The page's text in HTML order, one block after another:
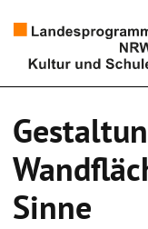
Künstlerpool
Sinne